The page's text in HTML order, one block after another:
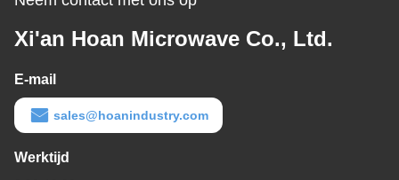
Xi'an Hoan Microwave Co., Ltd.
E-mail
sales@hoanindustry.com
Werktijd